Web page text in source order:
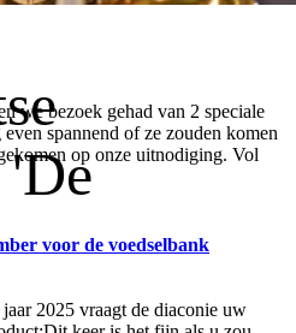
'De
we bezoek gehad van 2 speciale
spannend of ze zouden komen
op onze uitnodiging. Vol
voor de voedselbank
2025 vraagt de diaconie uw